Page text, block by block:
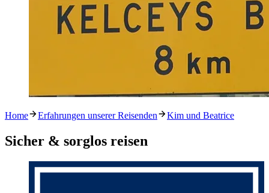
Home Erfahrungen unserer Reisenden Kim und Beatrice
Sicher & sorglos reisen